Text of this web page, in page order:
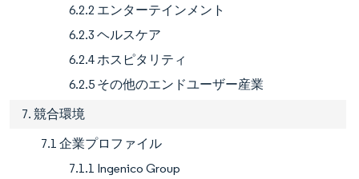
6.2.2 エンターテインメント
6.2.3 ヘルスケア
6.2.4 ホスピタリティ
6.2.5 その他のエンドユーザー産業
7. 競合環境
7.1 企業プロファイル
7.1.1 Ingenico Group